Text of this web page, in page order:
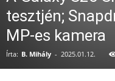
tesztjén;
MP-es kamera
Írta: B. Mihály - 2025.01.12.